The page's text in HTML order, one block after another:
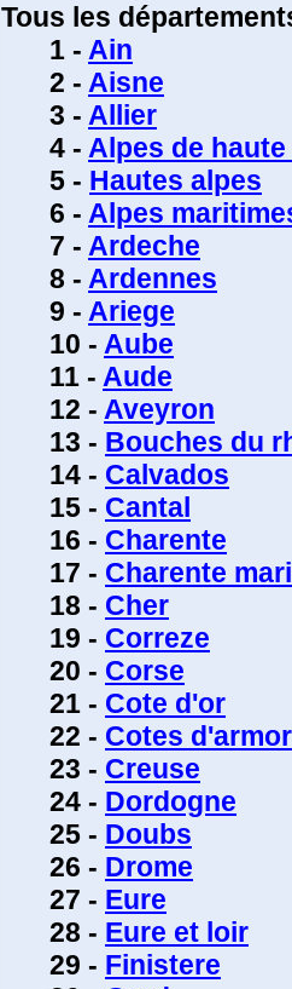
Tous les
1 - Ain
2 - Aisne
3 - Allier
4 - Alpes de
5 - Hautes alpes
6 - Alpes
7 - Ardeche
8 - Ardennes
9 - Ariege
10 - Aube
11 - Aude
12 - Aveyron
13 - Bouches du
14 - Calvados
15 - Cantal
16 - Charente
17 - Charente
18 - Cher
19 - Correze
20 - Corse
21 - Cote d'or
22 - Cotes d'armor
23 - Creuse
24 - Dordogne
25 - Doubs
26 - Drome
27 - Eure
28 - Eure et loir
29 - Finistere